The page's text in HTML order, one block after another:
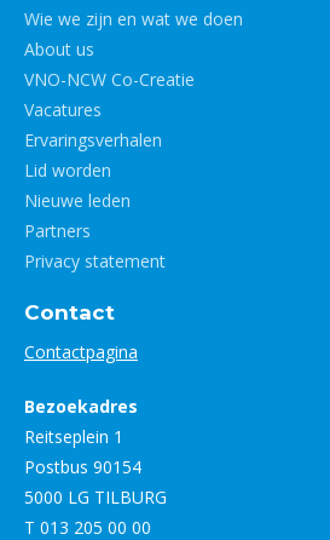
Wie we zijn en wat we doen
About us
VNO-NCW Co-Creatie
Vacatures
Ervaringsverhalen
Lid worden
Nieuwe leden
Partners
Privacy statement
Contact
Contactpagina
Bezoekadres
Reitseplein 1
Postbus 90154
5000 LG TILBURG
T 013 205 00 00